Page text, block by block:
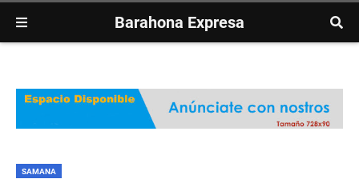
Barahona Expresa
SAMANA